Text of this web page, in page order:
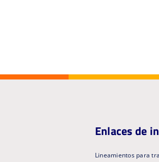
Enlaces de
Lineamientos para